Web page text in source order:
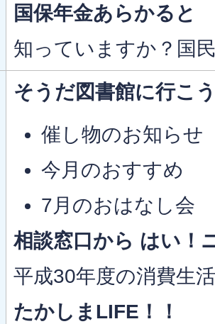
国保年金あらかると
知っていますか？国
そうだ図書館に行こ
催し物のお知らせ
今月のおすすめ
7月のおはなし会
相談窓口から はい！
平成30年度の消費生
たかしまLIFE！！